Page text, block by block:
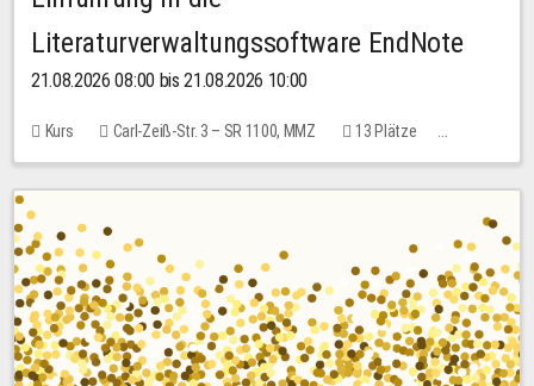
Literaturverwaltungssoftware EndNote
21.08.2026 08:00 bis 21.08.2026 10:00
Kurs Carl-Zeiß-Str. 3 – SR 1100, MMZ
13 Plätze
10,00 EUR